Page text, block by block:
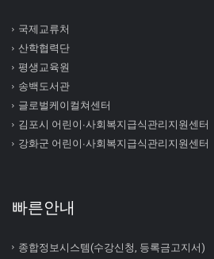
국제교류처
산학협력단
평생교육원
송백도서관
글로벌케이컬쳐센터
김포시 어린이∙사회복지급식관리지원센터
강화군 어린이∙사회복지급식관리지원센터
빠른안내
종합정보시스템(수강신청, 등록금고지서)